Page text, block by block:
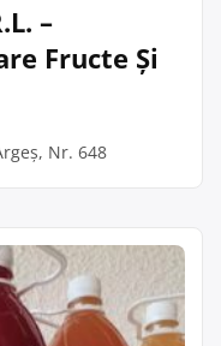
–
Fructe Și
Nr. 648